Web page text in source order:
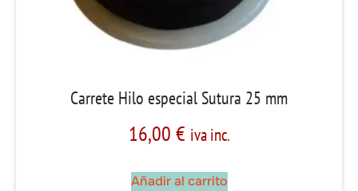
Carrete Hilo especial Sutura 25 mm
16,00 € iva inc.
Añadir al carrito